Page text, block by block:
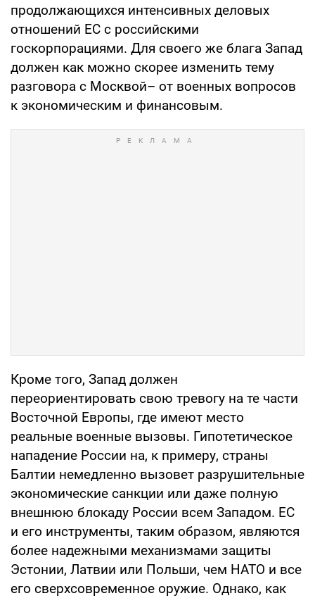
продолжающихся интенсивных деловых
отношений ЕС с российскими
госкорпорациями. Для своего же блага Запад
должен как можно скорее изменить тему
разговора с Москвой– от военных вопросов
к экономическим и финансовым.
Кроме того, Запад должен
переориентировать свою тревогу на те части
Восточной Европы, где имеют место
реальные военные вызовы. Гипотетическое
нападение России на, к примеру, страны
Балтии немедленно вызовет разрушительные
экономические санкции или даже полную
внешнюю блокаду России всем Западом. ЕС
и его инструменты, таким образом, являются
более надежными механизмами защиты
Эстонии, Латвии или Польши, чем НАТО и все
его сверхсовременное оружие. Однако, как